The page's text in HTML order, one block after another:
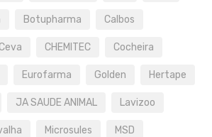
Botupharma Calbos
Ceva CHEMITEC Cocheira
Eurofarma Golden Hertape
JA SAUDE ANIMAL Lavizoo
Microsules MSD